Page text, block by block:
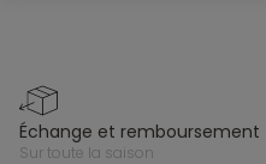
échange et remboursement
sur toute la saison